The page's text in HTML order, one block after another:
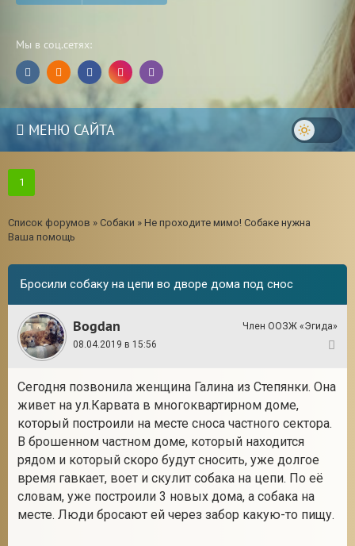
Мы в соц.сетях:
МЕНЮ САЙТА
1
Список форумов » Собаки » Не проходите мимо! Собаке нужна
Ваша помощь
Бросили собаку на цепи во дворе дома под снос
Bogdan
Член ООЗЖ «Эгида»
08.04.2019 в 15:56
Сегодня позвонила женщина Галина из Степянки. Она
живет на ул.Карвата в многоквартирном доме,
который построили на месте сноса частного сектора.
В брошенном частном доме, который находится
рядом и который скоро будут сносить, уже долгое
время гавкает, воет и скулит собака на цепи. По её
словам, уже построили 3 новых дома, а собака на
месте. Люди бросают ей через забор какую-то пищу.